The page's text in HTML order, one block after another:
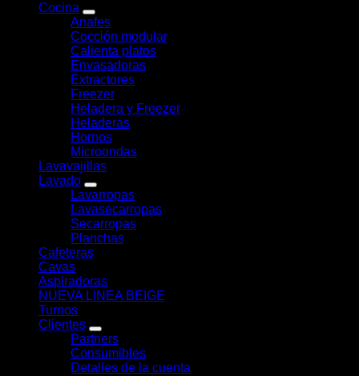
Cocina
Anafes
Cocción modular
Calienta platos
Envasadoras
Extractores
Freezer
Heladera y Freezer
Heladeras
Hornos
Microondas
Lavavajillas
Lavado
Lavarropas
Lavasecarropas
Secarropas
Planchas
Cafeteras
Cavas
Aspiradoras
NUEVA LINEA BEIGE
Turnos
Clientes
Partners
Consumibles
Detalles de la cuenta